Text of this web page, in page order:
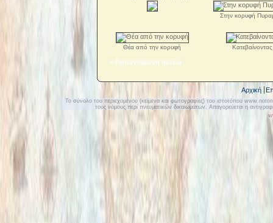
Στην κορυφή
Θέα από την κορυφή Κατεβαίνοντας
« Προηγούμενη ημέρα
Αρχική
Το σύνολο του περιεχομένου (κείμενα και φωτογραφίες) του ιστοτόπου
τους νόμους περί πνευματικών δικαιωμάτων. Απαγορεύεται η